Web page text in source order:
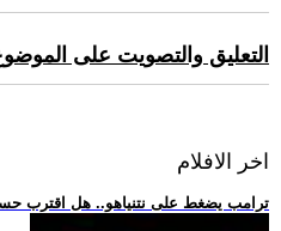
التعليق والتصويت على
اخر الافلام
.. ترامب يضغط على نتنياهو.. هل اقترب